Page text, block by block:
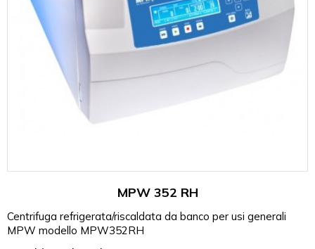
MPW 352 RH
Centrifuga refrigerata/riscaldata da banco per usi generali
MPW modello MPW352RH